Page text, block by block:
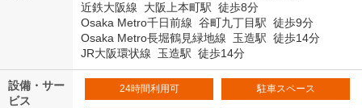
近鉄大阪線 大阪上本町駅 徒歩8分
Osaka Metro千日前線 谷町九丁目駅 徒歩9分
Osaka Metro長堀鶴見緑地線 玉造駅 徒歩14分
JR大阪環状線 玉造駅 徒歩14分
設備・サー
ビス
24時間利用可 駐車スペース